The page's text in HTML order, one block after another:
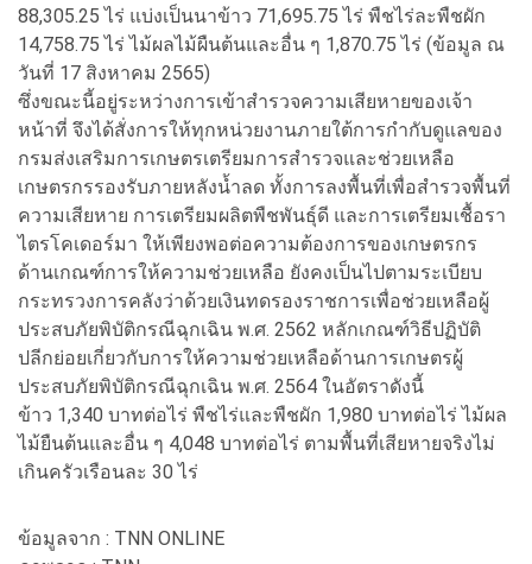
88,305.25 ไร่ แบ่งเป็นนาข้าว 71,695.75 ไร่ พืชไร่ละพืชผัก
14,758.75 ไร่ ไม้ผลไม้ผืนต้นและอื่น ๆ 1,870.75 ไร่ (ข้อมูล ณ
วันที่ 17 สิงหาคม 2565)
ซึ่งขณะนี้อยู่ระหว่างการเข้าสำรวจความเสียหายของเจ้า
หน้าที่ จึงได้สั่งการให้ทุกหน่วยงานภายใต้การกำกับดูแลของ
กรมส่งเสริมการเกษตรเตรียมการสำรวจและช่วยเหลือ
เกษตรกรรองรับภายหลังน้ำลด ทั้งการลงพื้นที่เพื่อสำรวจพื้นที่
ความเสียหาย การเตรียมผลิตพืชพันธุ์ดี และการเตรียมเชื้อรา
ไตรโคเดอร์มา ให้เพียงพอต่อความต้องการของเกษตรกร
ด้านเกณฑ์การให้ความช่วยเหลือ ยังคงเป็นไปตามระเบียบ
กระทรวงการคลังว่าด้วยเงินทดรองราชการเพื่อช่วยเหลือผู้
ประสบภัยพิบัติกรณีฉุกเฉิน พ.ศ. 2562 หลักเกณฑ์วิธีปฏิบัติ
ปลีกย่อยเกี่ยวกับการให้ความช่วยเหลือด้านการเกษตรผู้
ประสบภัยพิบัติกรณีฉุกเฉิน พ.ศ. 2564 ในอัตราดังนี้
ข้าว 1,340 บาทต่อไร่ พืชไร่และพืชผัก 1,980 บาทต่อไร่ ไม้ผล
ไม้ยืนต้นและอื่น ๆ 4,048 บาทต่อไร่ ตามพื้นที่เสียหายจริงไม่
เกินครัวเรือนละ 30 ไร่
ข้อมูลจาก : TNN ONLINE